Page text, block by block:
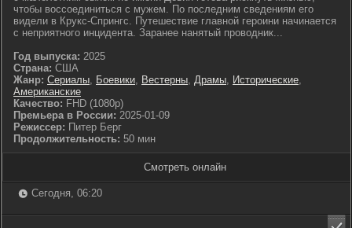
чтобы воссоединиться с мужем. По последним сведениям его
видели в Крукс-Спрингс. Путешествие главной героини начинается
с неприятного инцидента. Заранее нанятый проводник...
Год выпуска: 2025
Страна: США
Жанр: Сериалы, Боевики, Вестерны, Драмы, Исторические,
Американские
Качество: FHD (1080p)
Премьера в России: 2025-01-09
Режиссер: Питер Берг
Продолжительность: 50 мин
Смотреть онлайн
Сегодня, 06:20